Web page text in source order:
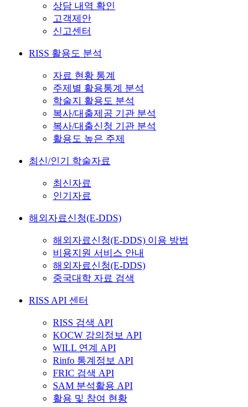
상담 내역 확인
고객제안
신고센터
RISS 활용도 분석
자료 현황 통계
주제별 활용통계 분석
학술지 활용도 분석
복사/대출제공 기관 분석
복사/대출신청 기관 분석
활용도 높은 주제
최신/인기 학술자료
최신자료
인기자료
해외자료신청(E-DDS)
해외자료신청(E-DDS) 이용 방법
비용지원 서비스 안내
해외자료신청(E-DDS)
중국대학 자료 검색
RISS API 센터
RISS 검색 API
KOCW 강의정보 API
WILL 연계 API
Rinfo 통계정보 API
FRIC 검색 API
SAM 분석활용 API
활용 및 참여 현황